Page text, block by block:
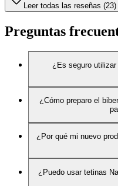
Leer todas las reseñas (23)
Preguntas
¿Es seguro
¿Cómo preparo el
¿Por qué mi nuevo
¿Puedo usar tetinas